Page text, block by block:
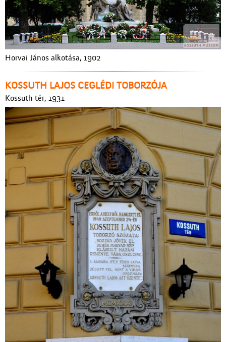
Horvai János alkotása, 1902
KOSSUTH LAJOS CEGLÉDI TOBORZÓJA
Kossuth tér, 1931